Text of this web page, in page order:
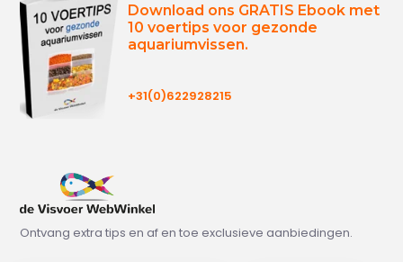
Download ons GRATIS Ebook met
10 voertips voor gezonde
aquariumvissen.
+31(0)622928215
Ontvang extra tips en af en toe exclusieve aanbiedingen.